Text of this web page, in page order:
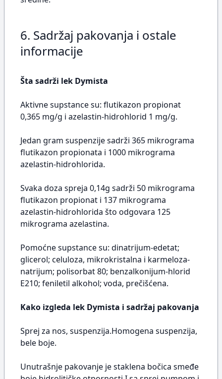
6. Sadržaj pakovanja i ostale
informacije
Šta sadrži lek Dymista
Aktivne supstance su: flutikazon propionat
0,365 mg/g i azelastin-hidrohlorid 1 mg/g.
Jedan gram suspenzije sadrži 365 mikrograma
flutikazon propionata i 1000 mikrograma
azelastin-hidrohlorida.
Svaka doza spreja 0,14g sadrži 50 mikrograma
flutikazon propionat i 137 mikrograma
azelastin-hidrohlorida što odgovara 125
mikrograma azelastina.
Pomoćne supstance su: dinatrijum-edetat;
glicerol; celuloza, mikrokristalna i karmeloza-
natrijum; polisorbat 80; benzalkonijum-hlorid
E210; feniletil alkohol; voda, prečišćena.
Kako izgleda lek Dymista i sadržaj pakovanja
Sprej za nos, suspenzija.Homogena suspenzija,
bele boje.
Unutrašnje pakovanje je staklena bočica smeđe